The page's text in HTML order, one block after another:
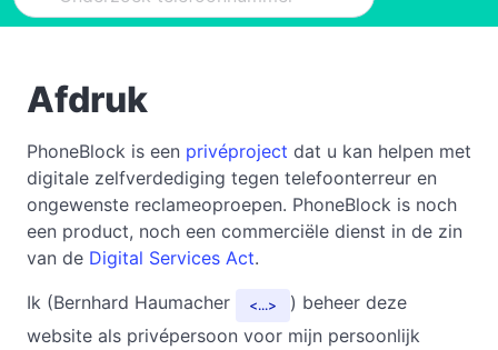
Afdruk
PhoneBlock is een privéproject dat u kan helpen met
digitale zelfverdediging tegen telefoonterreur en
ongewenste reclameoproepen. PhoneBlock is noch
een product, noch een commerciële dienst in de zin
van de Digital Services Act.
Ik (Bernhard Haumacher
...
) beheer deze
website als privépersoon voor mijn persoonlijk